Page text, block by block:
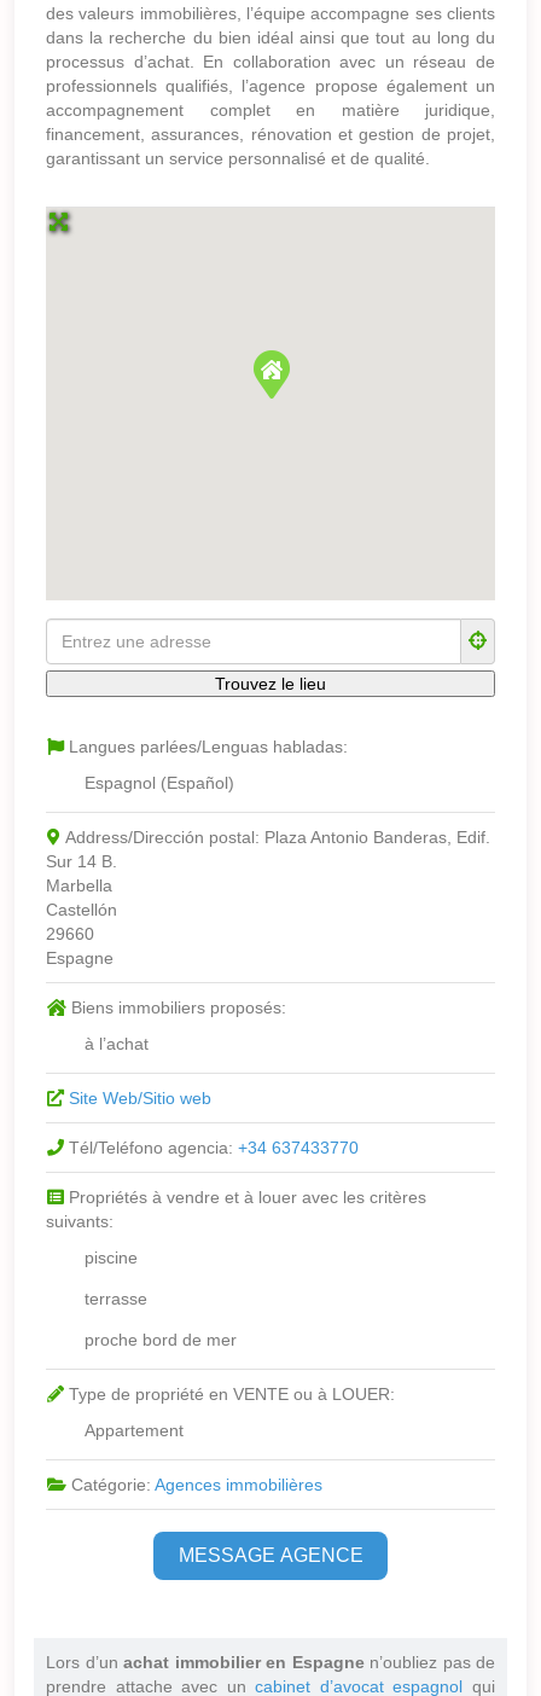
des valeurs immobilières, l’équipe accompagne ses clients
dans la recherche du bien idéal ainsi que tout au long du
processus d’achat. En collaboration avec un réseau de
professionnels qualifiés, l’agence propose également un
accompagnement complet en matière juridique,
financement, assurances, rénovation et gestion de projet,
garantissant un service personnalisé et de qualité.
Langues parlées/Lenguas habladas:
Espagnol (Español)
Address/Dirección postal: Plaza Antonio Banderas, Edif.
Sur 14 B.
Marbella
Castellón
29660
Espagne
Biens immobiliers proposés:
à l’achat
Site Web/Sitio web
Tél/Teléfono agencia: +34 637433770
Propriétés à vendre et à louer avec les critères
suivants:
piscine
terrasse
proche bord de mer
Type de propriété en VENTE ou à LOUER:
Appartement
Catégorie: Agences immobilières
MESSAGE AGENCE
Lors d’un achat immobilier en Espagnen’oubliez pas de
prendre attache avec uncabinet d’avocat espagnol qui